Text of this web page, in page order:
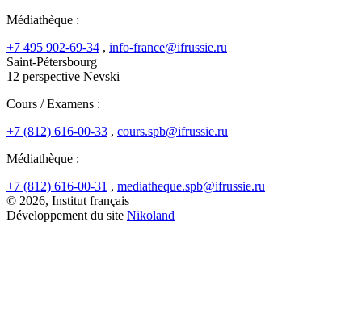
Médiathèque :
+7 495 902-69-34 , info-france@ifrussie.ru
Saint-Pétersbourg
12 perspective Nevski
Cours / Examens :
+7 (812) 616-00-33 , cours.spb@ifrussie.ru
Médiathèque :
+7 (812) 616-00-31 , mediatheque.spb@ifrussie.ru
© 2026, Institut français
Développement du site Nikoland